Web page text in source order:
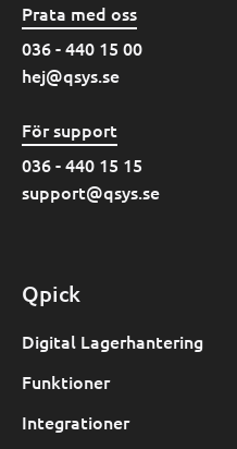
Prata med oss
036 - 440 15 00
hej@qsys.se
För support
036 - 440 15 15
support@qsys.se
Qpick
Digital Lagerhantering
Funktioner
Integrationer